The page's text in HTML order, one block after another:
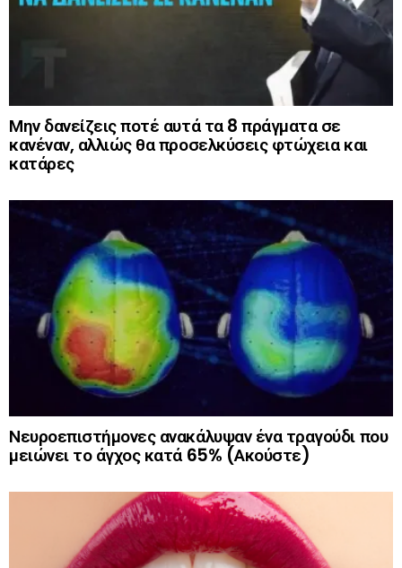
Μην δανείζεις ποτέ αυτά τα 8 πράγματα σε
κανέναν, αλλιώς θα προσελκύσεις φτώχεια και
κατάρες
Νευροεπιστήμονες ανακάλυψαν ένα τραγούδι που
μειώνει το άγχος κατά 65% (Ακούστε)